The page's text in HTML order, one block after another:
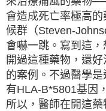
會造成死亡率極高
候群（Steven-
會嚇一跳。寫到這
開過這種藥物，還
的案例。不過醫學
有HLA-B*5801基因
所以，醫師在開這